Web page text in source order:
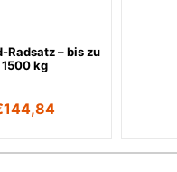
Radsatz – bis zu
1500 kg
144,84